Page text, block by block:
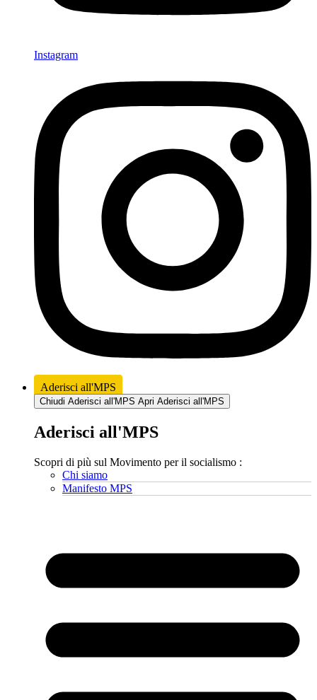
Instagram
Aderisci all'MPS
Chiudi Aderisci all'MPS Apri Aderisci all'MPS
Aderisci all'MPS
Scopri di più sul Movimento per il socialismo :
Chi siamo
Manifesto MPS